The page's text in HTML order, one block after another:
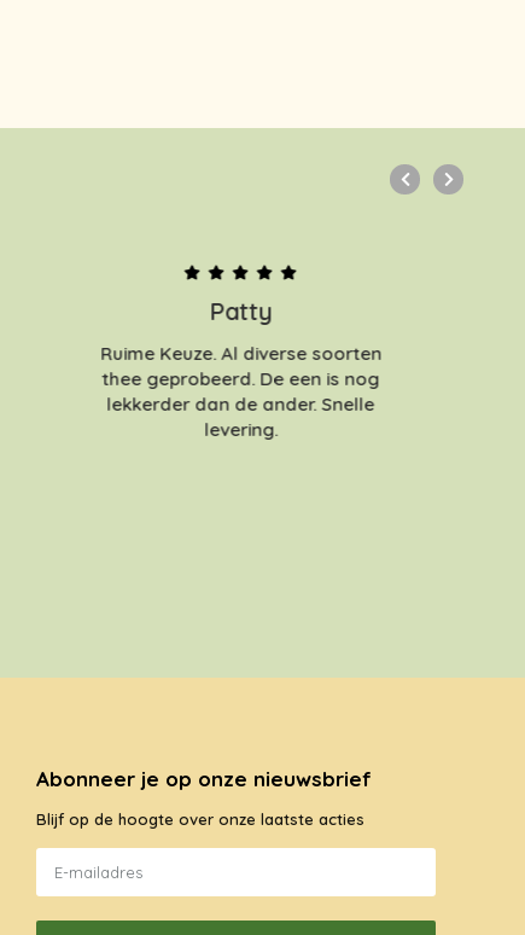
Patty
Ruime Keuze. Al diverse soorten
thee geprobeerd. De een is nog
lekkerder dan de ander. Snelle
levering.
Abonneer je op onze nieuwsbrief
Blijf op de hoogte over onze laatste acties